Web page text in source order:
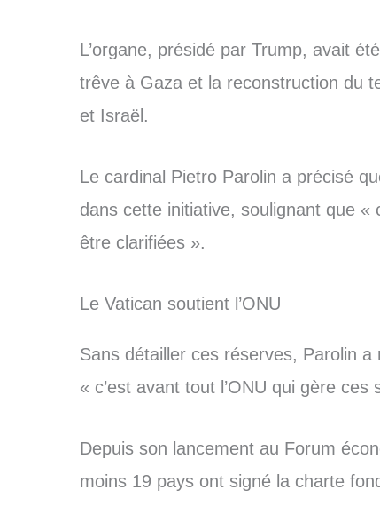
L’organe, présidé par Trump, avait
trêve à Gaza et la reconstruction du
et Israël.
Le cardinal Pietro Parolin a précisé
dans cette initiative, soulignant que
être clarifiées ».
Le Vatican soutient l’ONU
Sans détailler ces réserves, Parolin
« c’est avant tout l’ONU qui gère ces
Depuis son lancement au Forum
moins 19 pays ont signé la charte